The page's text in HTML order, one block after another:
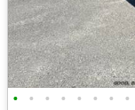
• • • • • • • •